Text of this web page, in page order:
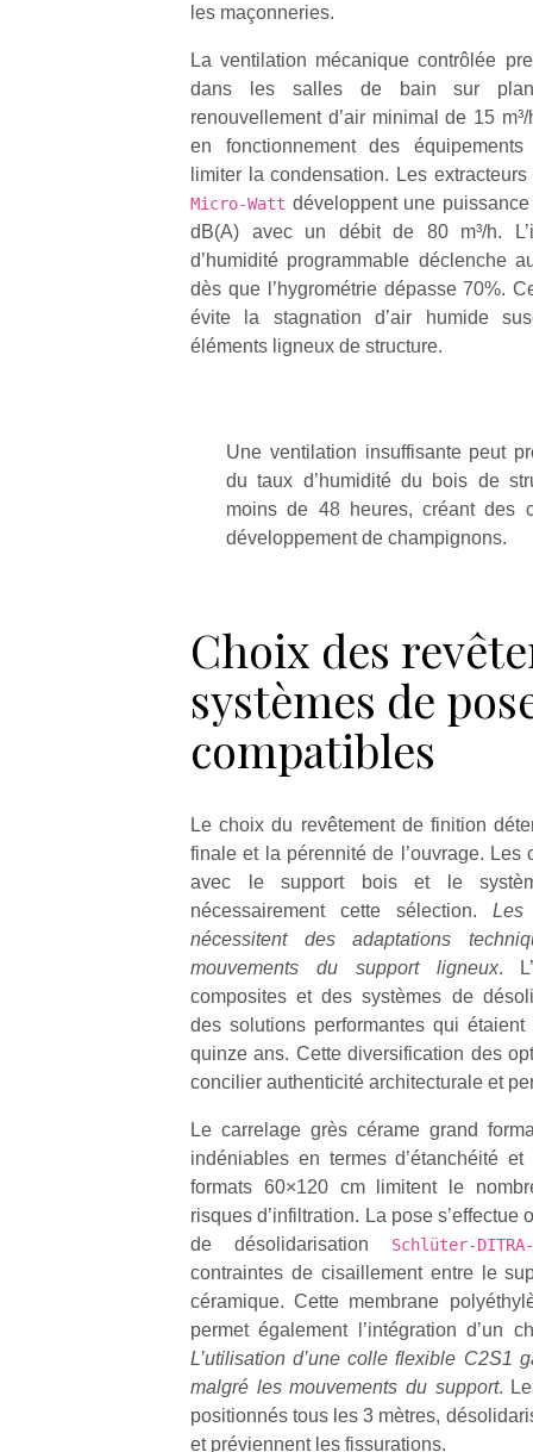
les maçonneries.
La ventilation mécanique contrôlée
dans les salles de bain sur
renouvellement d’air minimal de 15
en fonctionnement des
limiter la condensation. Les
Micro-Watt développent une
dB(A) avec un débit de 80 m³/h.
d’humidité programmable déclenche
dès que l’hygrométrie dépasse 70%.
évite la stagnation d’air humide
éléments ligneux de structure.
Une ventilation insuffisante peut
du taux d’humidité du bois de
moins de 48 heures, créant des
développement de champignons.
Choix des
systèmes de
compatibles
Le choix du revêtement de finition
finale et la pérennité de l’ouvrage. Les
avec le support bois et le
nécessairement cette sélection. Les
nécessitent des adaptations
mouvements du support ligneux.
composites et des systèmes de
des solutions performantes qui
quinze ans. Cette diversification des
concilier authenticité architecturale et
Le carrelage grès cérame grand
indéniables en termes d’étanchéité
formats 60×120 cm limitent le
risques d’infiltration. La pose s’effectue
de désolidarisation Schlüter-DITRA-
contraintes de cisaillement entre le
céramique. Cette membrane
permet également l’intégration d’un
L’utilisation d’une colle flexible C2S1
malgré les mouvements du support.
positionnés tous les 3 mètres,
et préviennent les fissurations.